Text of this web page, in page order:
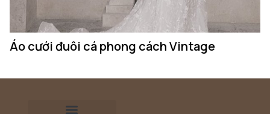
Áo cưới đuôi cá phong cách Vintage